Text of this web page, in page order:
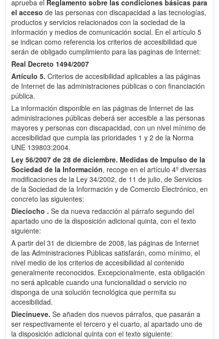
aprueba el Reglamento sobre las condiciones básicas para
el acceso de las personas con discapacidad a las tecnologías,
productos y servicios relacionados con la sociedad de la
información y medios de comunicación social. En el artículo 5
se indican como referencia los criterios de accesibilidad que
serán de obligado cumplimiento para las paginas de Internet:
Real Decreto 1494/2007
Artículo 5. Criterios de accesibilidad aplicables a las páginas
de Internet de las administraciones públicas o con financiación
pública.
La información disponible en las páginas de Internet de las
administraciones públicas deberá ser accesible a las personas
mayores y personas con discapacidad, con un nivel mínimo de
accesibilidad que cumpla las prioridades 1 y 2 de la Norma
UNE 139803:2004.
Ley 56/2007 de 28 de diciembre. Medidas de Impulso de la
Sociedad de la Información, recoge en el artículo 4º diversas
modificaciones de la Ley 34/2002, de 11 de julio, de Servicios
de la Sociedad de la Información y de Comercio Electrónico, en
concreto las siguientes:
Dieciocho . Se da nueva redacción al párrafo segundo del
apartado uno de la disposición adicional quinta, con el texto
siguiente:
A partir del 31 de diciembre de 2008, las páginas de Internet
de las Administraciones Públicas satisfarán, como mínimo, el
nivel medio de los criterios de accesibilidad al contenido
generalmente reconocidos. Excepcionalmente, esta obligación
no será aplicable cuando una funcionalidad o servicio no
disponga de una solución tecnológica que permita su
accesibilidad.
Diecinueve. Se añaden dos nuevos párrafos, que pasarán a
ser respectivamente el tercero y el cuarto, al apartado uno de
la disposición adicional quinta con el texto siguiente: